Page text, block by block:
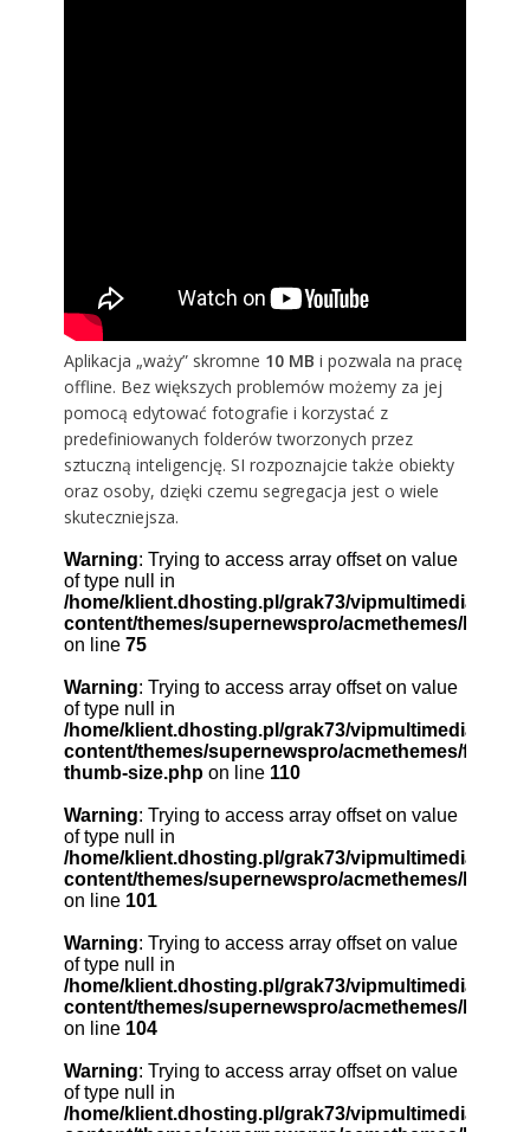
Aplikacja „waży” skromne 10 MB i pozwala na pracę
offline. Bez większych problemów możemy za jej
pomocą edytować fotografie i korzystać z
predefiniowanych folderów tworzonych przez
sztuczną inteligencję. SI rozpoznajcie także obiekty
oraz osoby, dzięki czemu segregacja jest o wiele
skuteczniejsza.